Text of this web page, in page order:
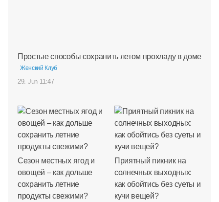
Простые способы сохранить летом прохладу в доме
Женский Клуб
29. Jun 11:47
Сезон местных ягод и
овощей – как дольше
сохранить летние
продукты свежими?
Приятный пикник на
солнечных выходных:
как обойтись без суеты и
кучи вещей?